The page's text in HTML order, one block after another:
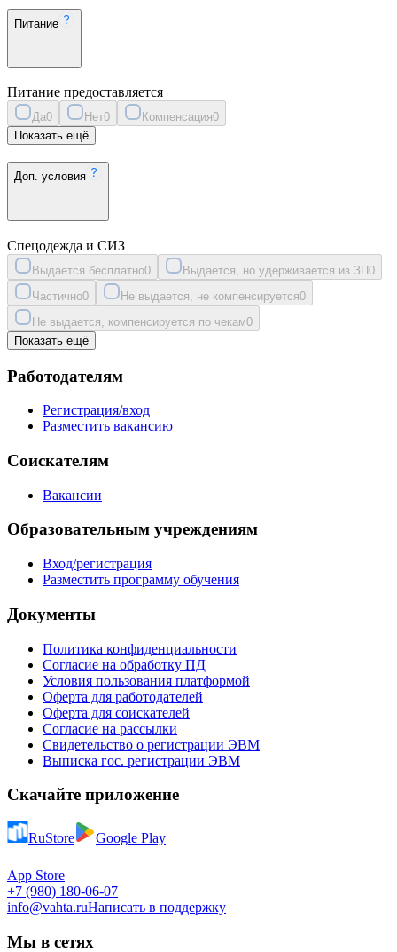
Питание
Питание предоставляется
Да0 Нет0 Компенсация0
Показать ещё
Доп. условия
Спецодежда и СИЗ
Выдается бесплатно0 Выдается, но удерживается из ЗП0
Частично0 Не выдается, не компенсируется0
Не выдается, компенсируется по чекам0
Показать ещё
Работодателям
Регистрация/вход
Разместить вакансию
Соискателям
Вакансии
Образовательным учреждениям
Вход/регистрация
Разместить программу обучения
Документы
Политика конфиденциальности
Согласие на обработку ПД
Условия пользования платформой
Оферта для работодателей
Оферта для соискателей
Согласие на рассылки
Свидетельство о регистрации ЭВМ
Выписка гос. регистрации ЭВМ
Скачайте приложение
RuStore Google Play
App Store
+7 (980) 180-06-07
info@vahta.ruНаписать в поддержку
Мы в сетях